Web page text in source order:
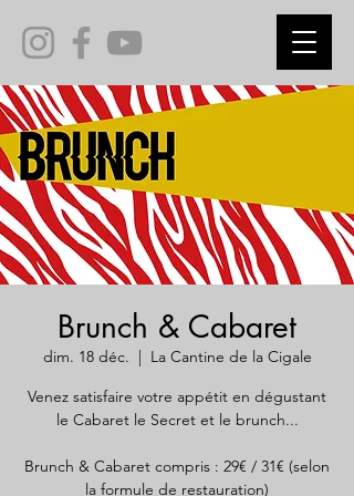
Brunch & Cabaret
dim. 18 déc.
  |
La Cantine de la Cigale
Venez satisfaire votre appétit en dégustant
le Cabaret le Secret et le brunch...
Brunch & Cabaret compris : 29€ / 31€ (selon
la formule de restauration)